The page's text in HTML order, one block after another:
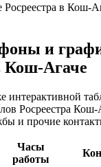
Росреестра в Кош-
и
Кош-Агаче
интерактивной
Росреестра
и прочие
Часы
работы